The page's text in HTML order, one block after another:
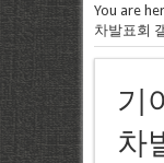
You are
차발표회
기
차